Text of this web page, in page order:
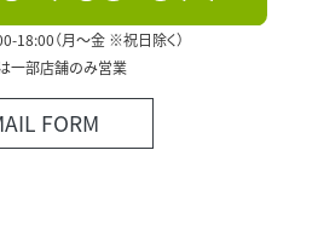
18:00（月～金 ※祝日除く）
一部店舗のみ営業
FORM